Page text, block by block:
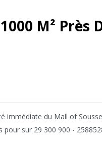
M² Près
immédiate du Mall of
sur 29 300 900 -